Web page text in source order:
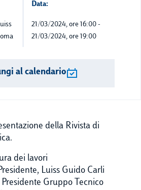
Data:
21/03/2024, ore 16:00 -
21/03/2024, ore 19:00
al calendario
della Rivista di
dei lavori
Luiss Guido Carli
Presidente Gruppo Tecnico